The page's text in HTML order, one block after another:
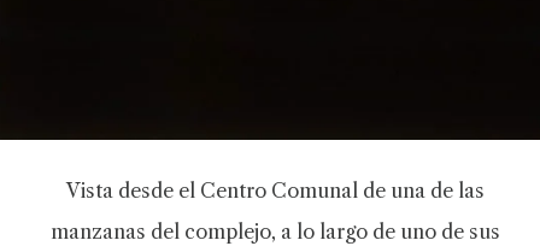
Vista desde el Centro Comunal de una de las
manzanas del complejo, a lo largo de uno de sus